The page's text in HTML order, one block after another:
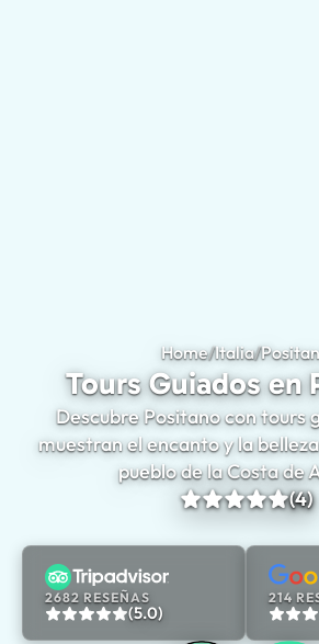
Home/Italia/
Tours Guiados en
Descubre Positano con tours
muestran el encanto y la
pueblo de la Costa de
(4)
2682 RESEÑAS
(5.0)
214